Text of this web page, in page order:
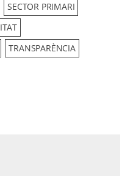
SECTOR PRIMARI
TRANSPARÈNCIA